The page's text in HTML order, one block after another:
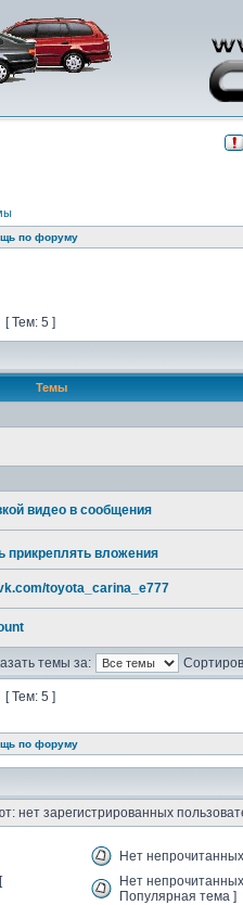
по форуму
[ Тем: 5 ]
Темы
видео в сообщения
прикреплять вложения
toyota_carina_e777
темы за:
[ Тем: 5 ]
по форуму
нет зарегистрированных
Нет
Нет
Популярная тема ]